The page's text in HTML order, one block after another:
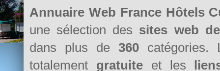
Annuaire Web France Hôtels
une sélection des sites web
dans plus de 360 catégories.
totalement gratuiteet les